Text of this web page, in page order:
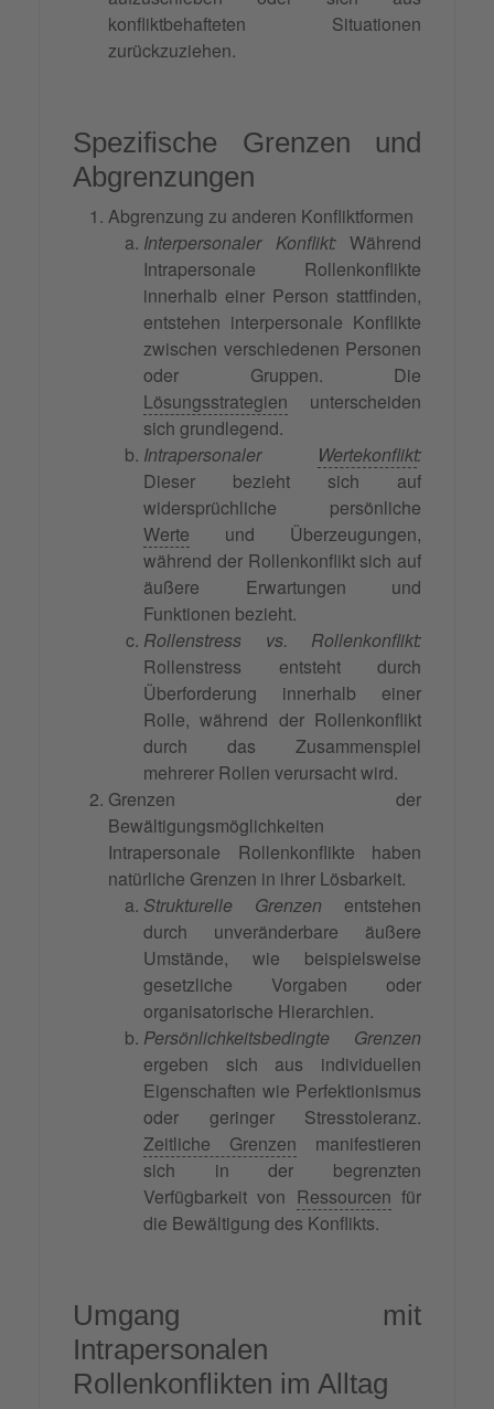
konfliktbehafteten Situationen
zurückzuziehen.
Spezifische Grenzen und
Abgrenzungen
Abgrenzung zu anderen Konfliktformen
Interpersonaler Konflikt:Während
Intrapersonale Rollenkonflikte
innerhalb einer Person stattfinden,
entstehen interpersonale Konflikte
zwischen verschiedenen Personen
oder Gruppen. Die
Lösungsstrategien unterscheiden
sich grundlegend.
Intrapersonaler Wertekonflikt:
Dieser bezieht sich auf
widersprüchliche persönliche
Werte und Überzeugungen,
während der Rollenkonflikt sich auf
äußere Erwartungen und
Funktionen bezieht.
Rollenstress vs. Rollenkonflikt:
Rollenstress entsteht durch
Überforderung innerhalb einer
Rolle, während der Rollenkonflikt
durch das Zusammenspiel
mehrerer Rollen verursacht wird.
Grenzen der
Bewältigungsmöglichkeiten
Intrapersonale Rollenkonflikte haben
natürliche Grenzen in ihrer Lösbarkeit.
Strukturelle Grenzen entstehen
durch unveränderbare äußere
Umstände, wie beispielsweise
gesetzliche Vorgaben oder
organisatorische Hierarchien.
Persönlichkeitsbedingte Grenzen
ergeben sich aus individuellen
Eigenschaften wie Perfektionismus
oder geringer Stresstoleranz.
Zeitliche Grenzen manifestieren
sich in der begrenzten
Verfügbarkeit von Ressourcen für
die Bewältigung des Konflikts.
Umgang mit
Intrapersonalen
Rollenkonflikten im Alltag